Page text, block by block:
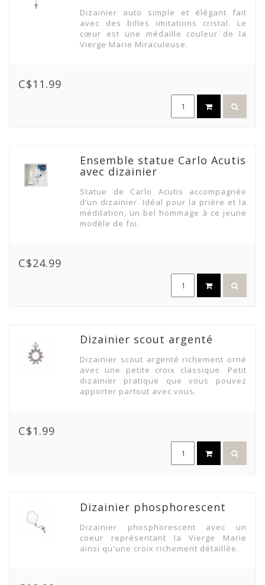
Dizainier auto simple et élégant fait
avec des billes imitations cristal. Le
cœur est une médaille couleur de la
Vierge Marie Miraculeuse.
C$11.99
Ensemble statue Carlo Acutis
avec dizainier
Statue de Carlo Acutis accompagnée
d’un dizainier. Idéal pour la prière et la
méditation, un bel hommage à ce jeune
modèle de foi.
C$24.99
Dizainier scout argenté
Dizainier scout argenté richement orné
avec une petite croix classique. Petit
dizainier pratique que vous pouvez
apporter partout avec vous.
C$1.99
Dizainier phosphorescent
Dizainier phosphorescent avec un
coeur représentant la Vierge Marie
ainsi qu'une croix richement détaillée.